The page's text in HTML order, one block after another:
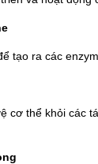
tạo ra các
cơ thể khỏi các